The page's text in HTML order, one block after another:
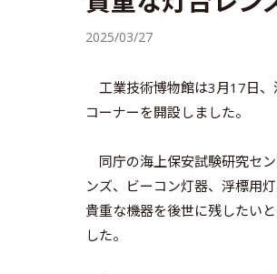
2025/03/27
工業技術博物館は3月17日、
コーナーを開設しました。
同庁の海上保安試験研究セ
ンズ、ビーコン灯器、浮標用
貴重な機器を後世に残したい
した。